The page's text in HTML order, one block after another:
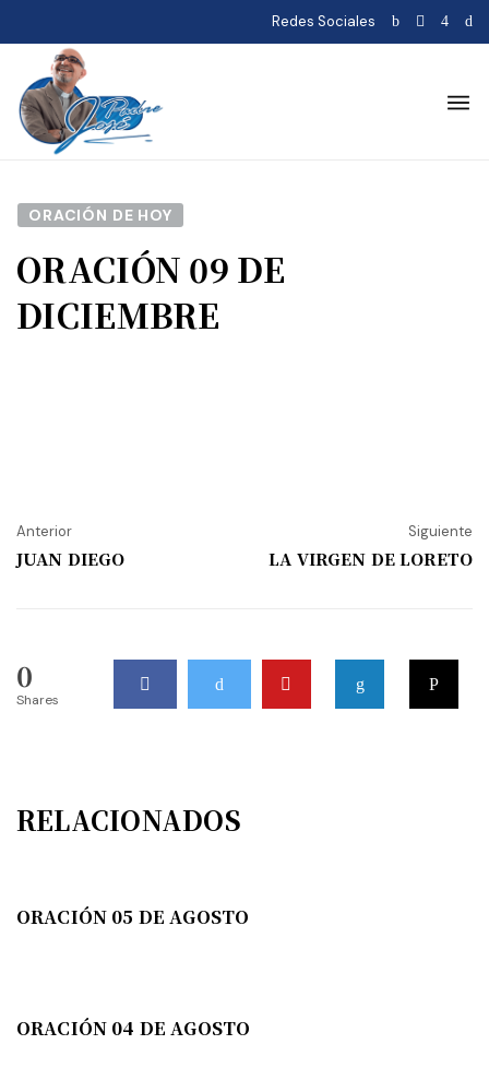
Redes Sociales
ORACIÓN DE HOY
ORACIÓN 09 DE
DICIEMBRE
Anterior
JUAN DIEGO
Siguiente
LA VIRGEN DE LORETO
0
Shares
RELACIONADOS
ORACIÓN 05 DE AGOSTO
ORACIÓN 04 DE AGOSTO